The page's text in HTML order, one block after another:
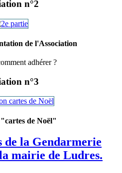
n°2
de l'Association
adhérer ?
n°3
de Noël"
de la Gendarmerie
mairie de Ludres.